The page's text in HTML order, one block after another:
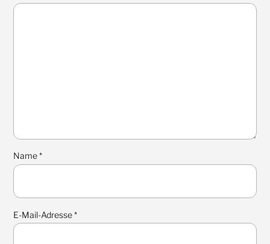
Name*
E-Mail-Adresse*